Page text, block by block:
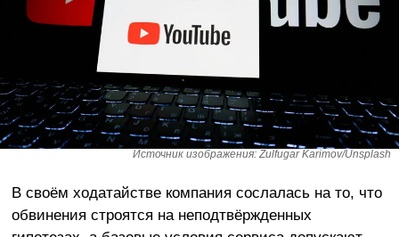
Источник изображения: Zulfugar Karimov/Unsplash
В своём ходатайстве компания сослалась на то, что
обвинения строятся на неподтвёржденных